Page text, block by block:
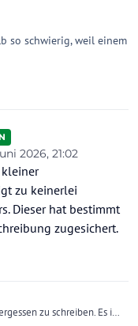
so schwierig, weil einem
2026, 21:02
Ahotep26. Okt. 2026,
zu keinerlei
Dieser hat bestimmt
zugesichert.
zu schreiben. Es ist